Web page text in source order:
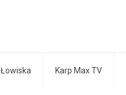
Łowiska Karp Max TV